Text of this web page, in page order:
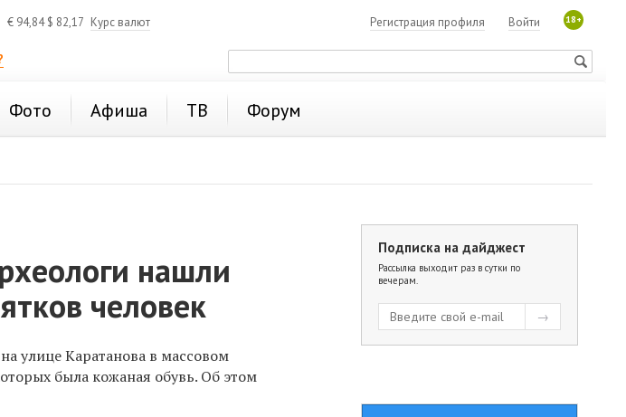
€ 94,84$ 82,17 Курс валют 18+
Войти
Регистрация профиля
Фото Афиша ТВ Форум
нашли
человек
улице Каратанова в массовом
была кожаная обувь. Об этом
Подписка на дайджест
Рассылка выходит раз в сутки по
вечерам.